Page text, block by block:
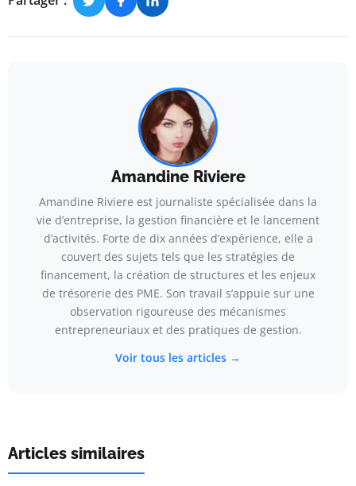
Amandine Riviere
Amandine Riviere est journaliste spécialisée dans la
vie d’entreprise, la gestion financière et le lancement
d’activités. Forte de dix années d’expérience, elle a
couvert des sujets tels que les stratégies de
financement, la création de structures et les enjeux
de trésorerie des PME. Son travail s’appuie sur une
observation rigoureuse des mécanismes
entrepreneuriaux et des pratiques de gestion.
Voir tous les articles →
Articles similaires